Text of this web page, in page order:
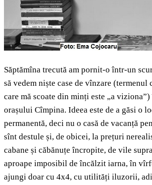
Săptămîna trecută am pornit-o într-un
să vedem niște case de vînzare
care mă scoate din minți este „a
orașului Cîmpina. Ideea este de a găsi o
permanentă, deci nu o casă de vacanță
sînt destule și, de obicei, la prețuri
cabane și căbănuțe încropite, de vile
aproape imposibil de încălzit iarna, în
ajungi doar cu 4x4, cu utilități iluzorii,